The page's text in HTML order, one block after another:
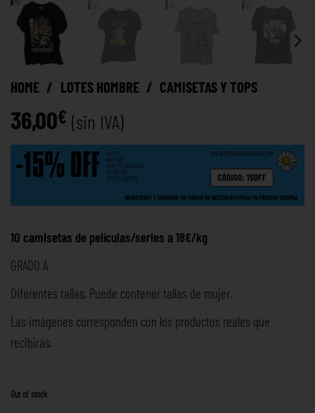
HOME / LOTES HOMBRE / CAMISETAS Y TOPS
36,00€ (sin IVA)
10 camisetas de películas/series a 18€/kg
GRADO A
Diferentes tallas. Puede contener tallas de mujer.
Las imágenes corresponden con los productos reales que
recibirás.
Out of stock